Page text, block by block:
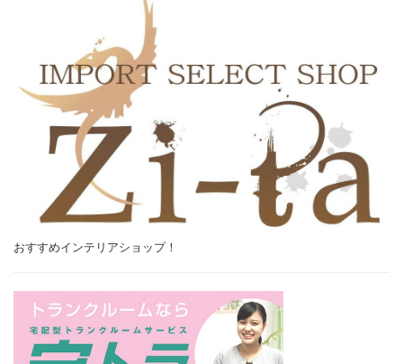
おすすめインテリアショップ！